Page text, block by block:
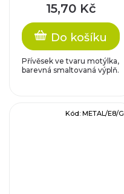
15,70 Kč
Do košíku
Přívěsek ve tvaru motýlka,
barevná smaltovaná výplň.
Kód: METAL/E8/G